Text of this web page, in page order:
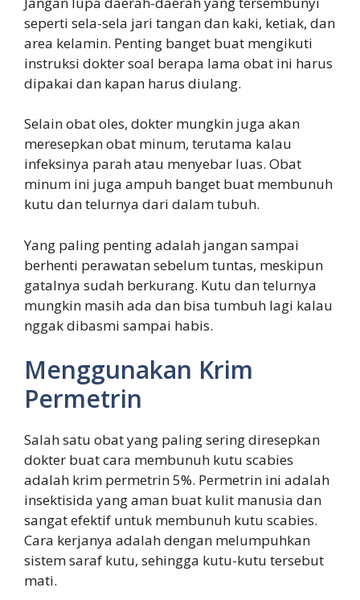
seperti sela-sela jari tangan dan kaki, ketiak, dan
area kelamin. Penting banget buat mengikuti
instruksi dokter soal berapa lama obat ini harus
dipakai dan kapan harus diulang.
Selain obat oles, dokter mungkin juga akan
meresepkan obat minum, terutama kalau
infeksinya parah atau menyebar luas. Obat
minum ini juga ampuh banget buat membunuh
kutu dan telurnya dari dalam tubuh.
Yang paling penting adalah jangan sampai
berhenti perawatan sebelum tuntas, meskipun
gatalnya sudah berkurang. Kutu dan telurnya
mungkin masih ada dan bisa tumbuh lagi kalau
nggak dibasmi sampai habis.
Menggunakan Krim
Permetrin
Salah satu obat yang paling sering diresepkan
dokter buat cara membunuh kutu scabies
adalah krim permetrin 5%. Permetrin ini adalah
insektisida yang aman buat kulit manusia dan
sangat efektif untuk membunuh kutu scabies.
Cara kerjanya adalah dengan melumpuhkan
sistem saraf kutu, sehingga kutu-kutu tersebut
mati.